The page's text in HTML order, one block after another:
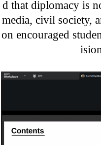
d that diplomacy is
media, civil society,
on encouraged